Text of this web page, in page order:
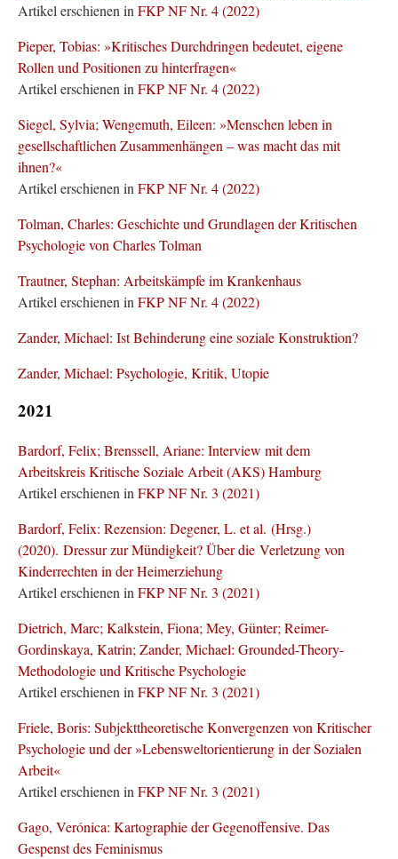
Artikel erschienen in FKP NF Nr. 4 (2022)
Pieper, Tobias: »Kritisches Durchdringen bedeutet, eigene
Rollen und Positionen zu hinterfragen«
Artikel erschienen in FKP NF Nr. 4 (2022)
Siegel, Sylvia; Wengemuth, Eileen: »Menschen leben in
gesellschaftlichen Zusammenhängen – was macht das mit
ihnen?«
Artikel erschienen in FKP NF Nr. 4 (2022)
Tolman, Charles: Geschichte und Grundlagen der Kritischen
Psychologie von Charles Tolman
Trautner, Stephan: Arbeitskämpfe im Krankenhaus
Artikel erschienen in FKP NF Nr. 4 (2022)
Zander, Michael: Ist Behinderung eine soziale Konstruktion?
Zander, Michael: Psychologie, Kritik, Utopie
2021
Bardorf, Felix; Brenssell, Ariane: Interview mit dem
Arbeitskreis Kritische Soziale Arbeit (AKS) Hamburg
Artikel erschienen in FKP NF Nr. 3 (2021)
Bardorf, Felix: Rezension: Degener, L. et al. (Hrsg.)
(2020). Dressur zur Mündigkeit? Über die Verletzung von
Kinderrechten in der Heimerziehung
Artikel erschienen in FKP NF Nr. 3 (2021)
Dietrich, Marc; Kalkstein, Fiona; Mey, Günter; Reimer-
Gordinskaya, Katrin; Zander, Michael: Grounded-Theory-
Methodologie und Kritische Psychologie
Artikel erschienen in FKP NF Nr. 3 (2021)
Friele, Boris: Subjekttheoretische Konvergenzen von Kritischer
Psychologie und der »Lebensweltorientierung in der Sozialen
Arbeit«
Artikel erschienen in FKP NF Nr. 3 (2021)
Gago, Verónica: Kartographie der Gegenoffensive. Das
Gespenst des Feminismus